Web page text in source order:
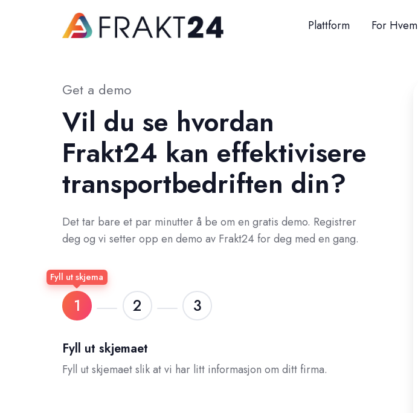
Plattform For Hvem
Get a demo
Vil du se hvordan
Frakt24 kan effektivisere
transportbedriften din?
Det tar bare et par minutter å be om en gratis demo. Registrer
deg og vi setter opp en demo av Frakt24 for deg med en gang.
Fyll ut skjema
1 2 3
Fyll ut skjemaet
Fyll ut skjemaet slik at vi har litt informasjon om ditt firma.